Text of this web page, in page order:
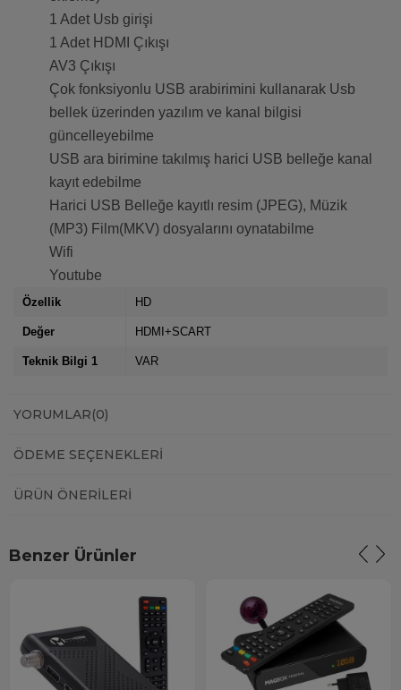
1 Adet Usb girişi
1 Adet HDMI Çıkışı
AV3 Çıkışı
Çok fonksiyonlu USB arabirimini kullanarak Usb
bellek üzerinden yazılım ve kanal bilgisi
güncelleyebilme
USB ara birimine takılmış harici USB belleğe kanal
kayıt edebilme
Harici USB Belleğe kayıtlı resim (JPEG), Müzik
(MP3) Film(MKV) dosyalarını oynatabilme
Wifi
Youtube
Özellik HD
Değer HDMI+SCART
Teknik Bilgi 1 VAR
YORUMLAR(0)
ÖDEME SEÇENEKLERI
ÜRÜN ÖNERILERI
Benzer Ürünler